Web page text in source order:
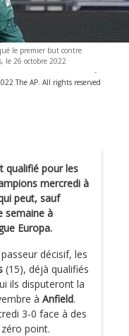
le premier but contre
le 26 octobre 2022
-
The AP. All rights reserved
qualifié pour les
mercredi à
peut, sauf
semaine à
Europa.
décisif, les
(15), déjà qualifiés
ils disputeront la
à Anfield.
3-0 face à des
point.